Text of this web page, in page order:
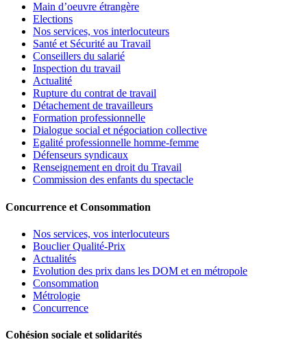
Main d’oeuvre étrangère
Elections
Nos services, vos interlocuteurs
Santé et Sécurité au Travail
Conseillers du salarié
Inspection du travail
Actualité
Rupture du contrat de travail
Détachement de travailleurs
Formation professionnelle
Dialogue social et négociation collective
Egalité professionnelle homme-femme
Défenseurs syndicaux
Renseignement en droit du Travail
Commission des enfants du spectacle
Concurrence et Consommation
Nos services, vos interlocuteurs
Bouclier Qualité-Prix
Actualités
Evolution des prix dans les DOM et en métropole
Consommation
Métrologie
Concurrence
Cohésion sociale et solidarités